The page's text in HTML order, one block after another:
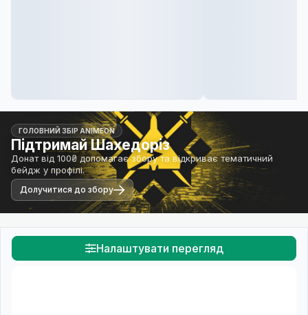
ГОЛОВНИЙ ЗБІР ANIMEON
Підтримай Шахедоріз
Донат від 100₴ допомагає збору та відкриває тематичний
бейдж у профілі.
Долучитися до збору
Налаштувати перегляд